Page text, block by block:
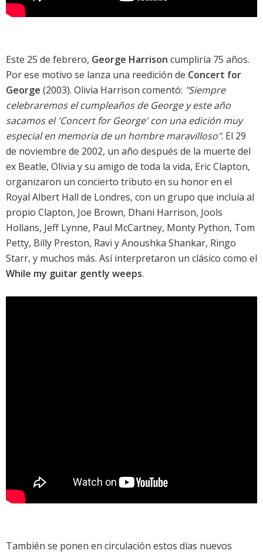
Este 25 de febrero, George Harrison cumpliría 75 años.
Por ese motivo se lanza una reedición de Concert for
George (2003). Olivia Harrison comentó: "Siempre
celebraremos el cumpleaños de George y este año
sacamos el 'Concert for George' con una edición muy
especial en memoria de un hombre maravilloso". El 29
de noviembre de 2002, un año después de la muerte del
ex Beatle, Olivia y su amigo de toda la vida, Eric Clapton,
organizaron un concierto tributo en su honor en el
Royal Albert Hall de Londres, con un grupo que incluía al
propio Clapton, Joe Brown, Dhani Harrison, Jools
Hollans, Jeff Lynne, Paul McCartney, Monty Python, Tom
Petty, Billy Preston, Ravi y Anoushka Shankar, Ringo
Starr, y muchos más. Así interpretaron un clásico como el
While my guitar gently weeps.
También se ponen en circulación estos días nuevos